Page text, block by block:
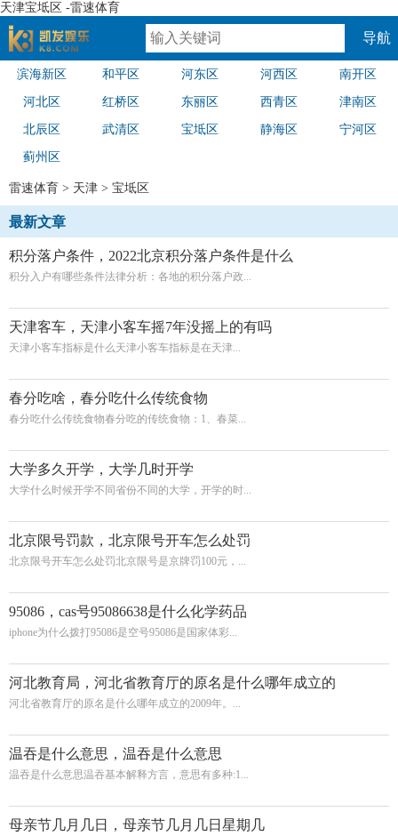
天津宝坻区 -雷速体育
速体育
导航
滨海新区 和平区 河东区 河西区 南开区
河北区 红桥区 东丽区 西青区 津南区
北辰区 武清区 宝坻区 静海区 宁河区
蓟州区
雷速体育 > 天津 > 宝坻区
最新文章
积分落户条件，2022北京积分落户条件是什么
积分入户有哪些条件法律分析：各地的积分落户政...
天津客车，天津小客车摇7年没摇上的有吗
天津小客车指标是什么天津小客车指标是在天津...
春分吃啥，春分吃什么传统食物
春分吃什么传统食物春分吃的传统食物：1、春菜...
大学多久开学，大学几时开学
大学什么时候开学不同省份不同的大学，开学的时...
北京限号罚款，北京限号开车怎么处罚
北京限号开车怎么处罚北京限号是京牌罚100元，...
95086，cas号95086638是什么化学药品
iphone为什么拨打95086是空号95086是国家体彩...
河北教育局，河北省教育厅的原名是什么哪年成立的
河北省教育厅的原名是什么哪年成立的2009年。...
温吞是什么意思，温吞是什么意思
温吞是什么意思温吞基本解释方言，意思有多种:1...
母亲节几月几日，母亲节几月几日星期几